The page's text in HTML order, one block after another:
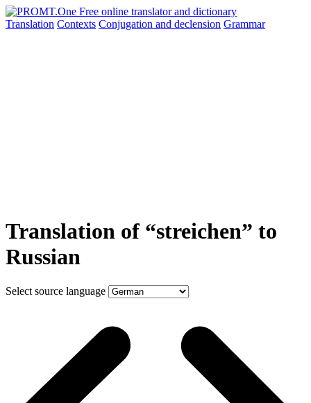
Translation Contexts Conjugation and declension Grammar
Translation of “streichen” to
Russian
Select source language